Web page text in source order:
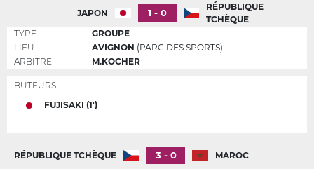
JAPON 1 - 0
RÉPUBLIQUE
TCHÈQUE
TYPE
GROUPE
LIEU
AVIGNON (PARC DES SPORTS)
ARBITRE
M.KOCHER
BUTEURS
FUJISAKI (1')
RÉPUBLIQUE TCHÈQUE 3 - 0
MAROC